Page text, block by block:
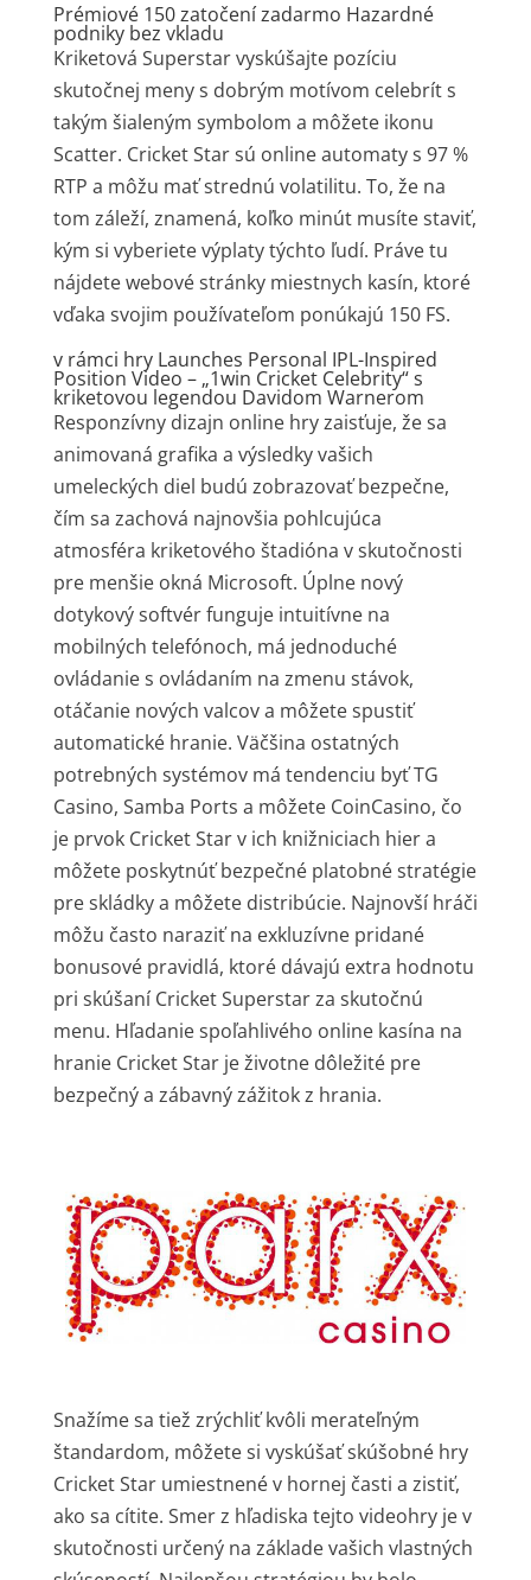
Prémiové 150 zatočení zadarmo Hazardné
podniky bez vkladu
Kriketová Superstar vyskúšajte pozíciu
skutočnej meny s dobrým motívom celebrít s
takým šialeným symbolom a môžete ikonu
Scatter. Cricket Star sú online automaty s 97 %
RTP a môžu mať strednú volatilitu. To, že na
tom záleží, znamená, koľko minút musíte staviť,
kým si vyberiete výplaty týchto ľudí. Práve tu
nájdete webové stránky miestnych kasín, ktoré
vďaka svojim používateľom ponúkajú 150 FS.
v rámci hry Launches Personal IPL-Inspired
Position Video – „1win Cricket Celebrity“ s
kriketovou legendou Davidom Warnerom
Responzívny dizajn online hry zaisťuje, že sa
animovaná grafika a výsledky vašich
umeleckých diel budú zobrazovať bezpečne,
čím sa zachová najnovšia pohlcujúca
atmosféra kriketového štadióna v skutočnosti
pre menšie okná Microsoft. Úplne nový
dotykový softvér funguje intuitívne na
mobilných telefónoch, má jednoduché
ovládanie s ovládaním na zmenu stávok,
otáčanie nových valcov a môžete spustiť
automatické hranie. Väčšina ostatných
potrebných systémov má tendenciu byť TG
Casino, Samba Ports a môžete CoinCasino, čo
je prvok Cricket Star v ich knižniciach hier a
môžete poskytnúť bezpečné platobné stratégie
pre skládky a môžete distribúcie. Najnovší hráči
môžu často naraziť na exkluzívne pridané
bonusové pravidlá, ktoré dávajú extra hodnotu
pri skúšaní Cricket Superstar za skutočnú
menu. Hľadanie spoľahlivého online kasína na
hranie Cricket Star je životne dôležité pre
bezpečný a zábavný zážitok z hrania.
Snažíme sa tiež zrýchliť kvôli merateľným
štandardom, môžete si vyskúšať skúšobné hry
Cricket Star umiestnené v hornej časti a zistiť,
ako sa cítite. Smer z hľadiska tejto videohry je v
skutočnosti určený na základe vašich vlastných